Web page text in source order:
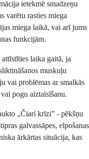
ietekmē smadzeņu
varētu rasties miega
miega laikā, vai arī jums
funkcijām.
laika gaitā, ja
muskuļu
vai problēmas ar smalkās
pogu aiztaisīšanu.
„Čiari krīzi” - pēkšņu
galvassāpes, elpošanas
ārkārtas situācija, kas